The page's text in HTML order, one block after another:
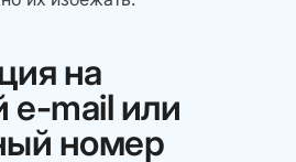
на
mail или
номер